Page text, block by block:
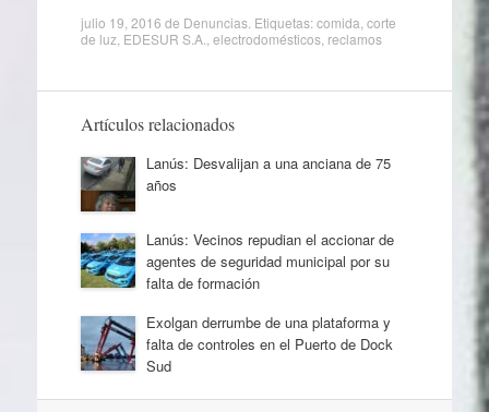
julio 19, 2016 de Denuncias. Etiquetas:comida corte
de luz, EDESUR S.A. electrodomésticos, reclamos
Artículos relacionados
Lanús: Desvalijan a una anciana de 75
años
Lanús: Vecinos repudian el accionar de
agentes de seguridad municipal por su
falta de formación
Exolgan derrumbe de una plataforma y
falta de controles en el Puerto de Dock
Sud